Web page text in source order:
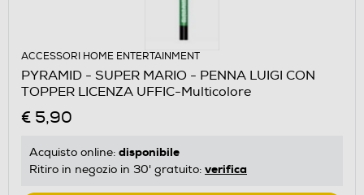
ACCESSORI HOME ENTERTAINMENT
PYRAMID - SUPER MARIO - PENNA LUIGI CON
TOPPER LICENZA UFFIC-Multicolore
€ 5,90
Acquisto online: disponibile
Ritiro in negozio in 30' gratuito: verifica